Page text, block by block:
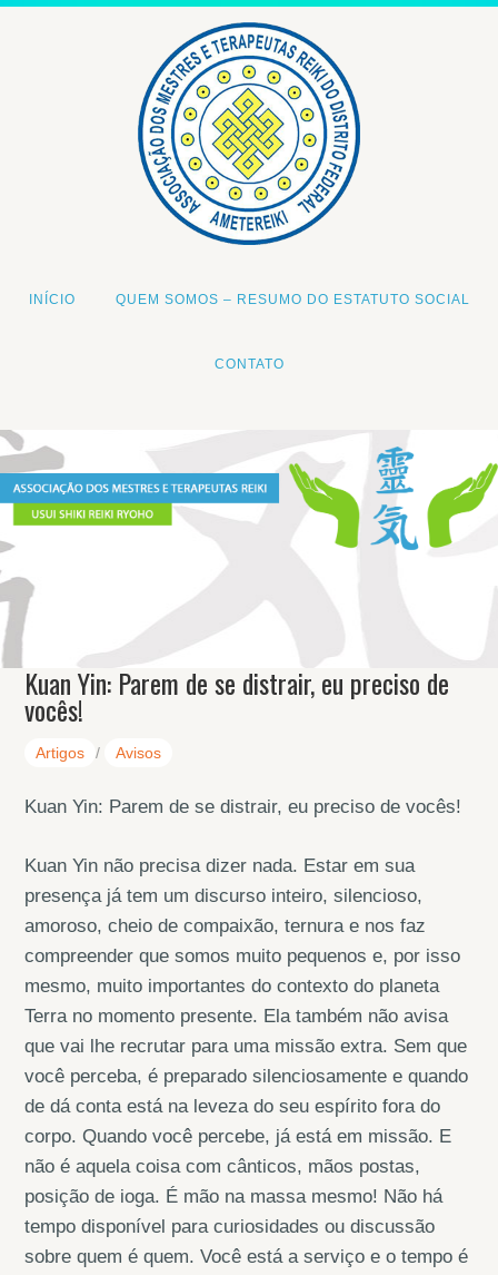
INÍCIO QUEM SOMOS – RESUMO DO ESTATUTO SOCIAL
CONTATO
Kuan Yin: Parem de se distrair, eu preciso de
vocês!
Artigos / Avisos
Kuan Yin: Parem de se distrair, eu preciso de vocês!
Kuan Yin não precisa dizer nada. Estar em sua
presença já tem um discurso inteiro, silencioso,
amoroso, cheio de compaixão, ternura e nos faz
compreender que somos muito pequenos e, por isso
mesmo, muito importantes do contexto do planeta
Terra no momento presente. Ela também não avisa
que vai lhe recrutar para uma missão extra. Sem que
você perceba, é preparado silenciosamente e quando
de dá conta está na leveza do seu espírito fora do
corpo. Quando você percebe, já está em missão. E
não é aquela coisa com cânticos, mãos postas,
posição de ioga. É mão na massa mesmo! Não há
tempo disponível para curiosidades ou discussão
sobre quem é quem. Você está a serviço e o tempo é